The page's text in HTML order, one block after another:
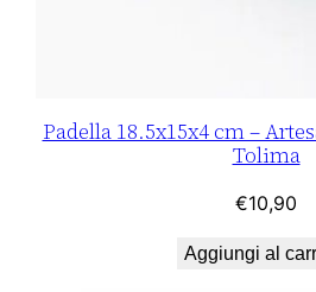
Padella 18.5x15x4 cm –
Tolima
€10,90
Aggiungi al